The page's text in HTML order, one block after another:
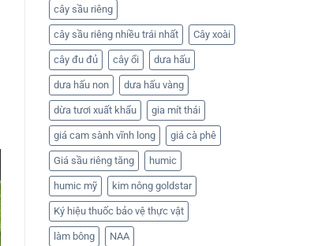
cây sầu riêng
cây sầu riêng nhiều trái nhất Cây xoài
cây đu đủ cây ổi dưa hấu
dưa hấu non dưa hấu vàng
dừa tươi xuất khẩu gia mít thái
giá cam sành vĩnh long giá cà phê
Giá sầu riêng tăng humic
humic mỹ kim nông goldstar
Ký hiệu thuốc bảo vệ thực vật
làm bông NAA